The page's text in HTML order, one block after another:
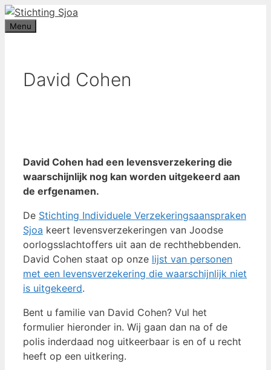
Ga
naar
Menu
David Cohen
David Cohen had een levensverzekering die
waarschijnlijk nog kan worden uitgekeerd aan
de erfgenamen.
De Stichting Individuele Verzekeringsaanspraken
Sjoa keert levensverzekeringen van Joodse
oorlogsslachtoffers uit aan de rechthebbenden.
David Cohen staat op onze lijst van personen
met een levensverzekering die waarschijnlijk niet
is uitgekeerd.
Bent u familie van David Cohen? Vul het
formulier hieronder in. Wij gaan dan na of de
polis inderdaad nog uitkeerbaar is en of u recht
heeft op een uitkering.
De Stichting Sjoa neemt nog tot 31 december 2026
in behandeling.